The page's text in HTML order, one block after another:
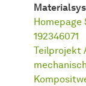
Homepage
192346071
Teilprojekt